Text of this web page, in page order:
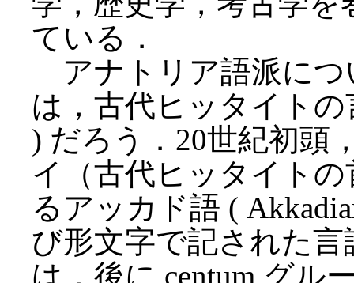
ている．
アナトリア語派につ
は，古代ヒッタイト
) だろう．20世紀初頭
イ（古代ヒッタイト
るアッカド語 (
び形文字で記された
は，後に centum グル